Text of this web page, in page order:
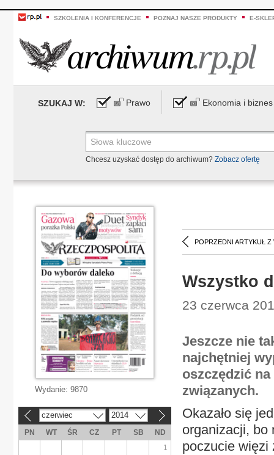
SZKOLENIA I KONFERENCJE POZNAJ NASZE PRODUKTY E-
SZUKAJ W: Prawo Ekonomia i biznes
Chcesz uzyskać dostęp do archiwum? Zobacz ofertę
POPRZEDNI ARTYKUŁ Z
Wszystko
23 czerwca
Jeszcze nie
najchętniej
oszczędzić
związanych.
Okazało się
organizacji, bo
poczucie więzi
Wydanie: 9870
czerwiec 2014
PN WT ŚR CZ PT SB
ND
1